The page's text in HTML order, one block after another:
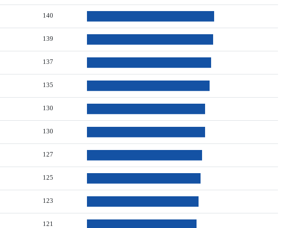
140
139
137
135
130
130
127
125
123
121